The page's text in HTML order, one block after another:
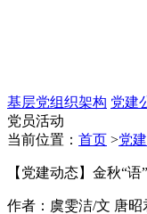
基层党组织架构 党建
党员活动
当前位置： 首页 >党
【党建动态】金秋“
作者：虞雯洁/文 唐